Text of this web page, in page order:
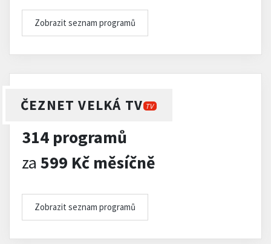
Zobrazit seznam programů
ČEZNET VELKÁ TV TV
314 programů
za 599 Kč měsíčně
Zobrazit seznam programů